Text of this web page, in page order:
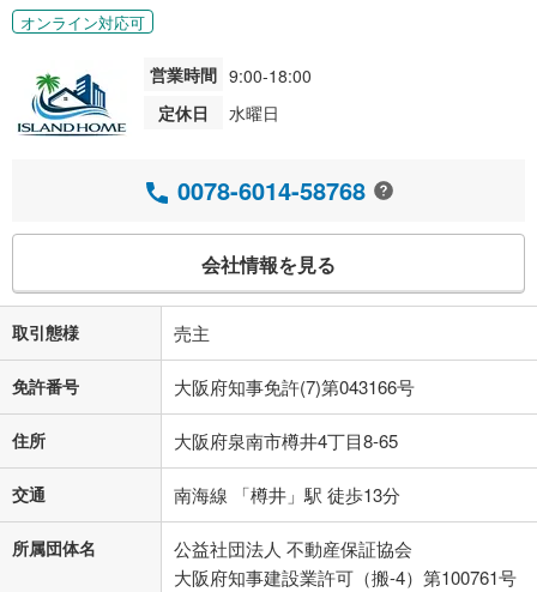
オンライン対応可
営業時間 9:00-18:00
定休日
水曜日
0078-6014-58768
会社情報を見る
取引態様 売主
免許番号 大阪府知事免許(7)第043166号
住所 大阪府泉南市樽井4丁目8-65
交通 南海線 「樽井」駅 徒歩13分
所属団体名
公益社団法人 不動産保証協会
大阪府知事建設業許可（搬-4）第100761号